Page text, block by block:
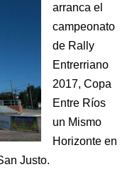
arranca el
campeonato
de Rally
Entrerriano
2017, Copa
Entre Ríos
un Mismo
Horizonte en
Justo.